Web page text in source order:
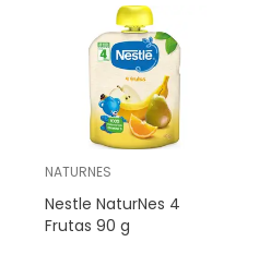
NATURNES
Nestle NaturNes 4
Frutas 90 g